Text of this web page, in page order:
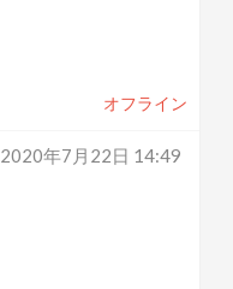
オフライン
2020年7月22日 14:49